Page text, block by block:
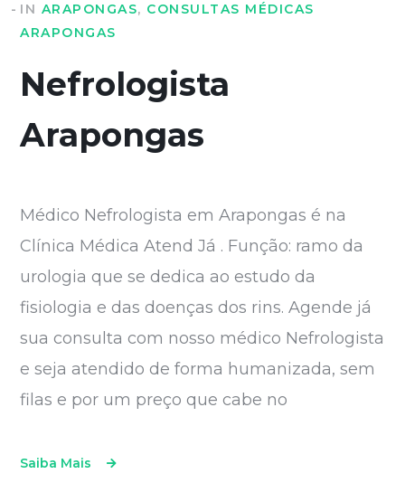
IN ARAPONGAS, CONSULTAS MÉDICAS
ARAPONGAS
Nefrologista
Arapongas
Médico Nefrologista em Arapongas é na
Clínica Médica Atend Já . Função: ramo da
urologia que se dedica ao estudo da
fisiologia e das doenças dos rins. Agende já
sua consulta com nosso médico Nefrologista
e seja atendido de forma humanizada, sem
filas e por um preço que cabe no
Saiba Mais